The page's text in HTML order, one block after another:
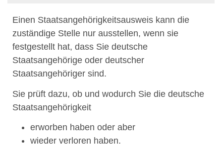
Einen Staatsangehörigkeitsausweis kann die
zuständige Stelle nur ausstellen, wenn sie
festgestellt hat, dass Sie deutsche
Staatsangehörige oder deutscher
Staatsangehöriger sind.
Sie prüft dazu, ob und wodurch Sie die deutsche
Staatsangehörigkeit
erworben haben oder aber
wieder verloren haben.